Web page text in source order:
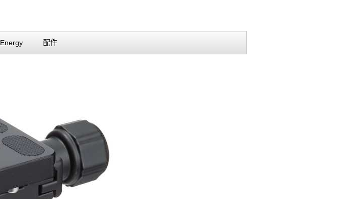
Energy 配件